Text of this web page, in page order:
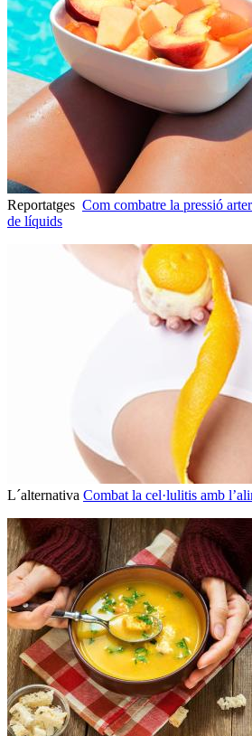
Reportatges Com combatre la pressió
de líquids
L´alternativa Combat la cel·lulitis amb